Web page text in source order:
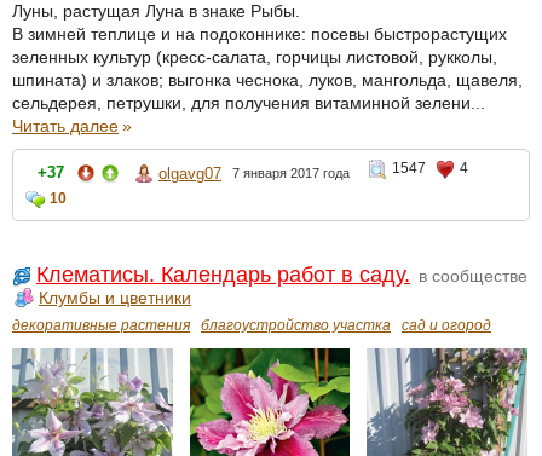
Луны, растущая Луна в знаке Рыбы.
В зимней теплице и на подоконнике: посевы быстрорастущих
зеленных культур (кресс-салата, горчицы листовой, рукколы,
шпината) и злаков; выгонка чеснока, луков, мангольда, щавеля,
сельдерея, петрушки, для получения витаминной зелени...
Читать далее»
+37 olgavg07 7 января 2017 года 1547
4
10
Клематисы. Календарь работ в саду. в сообществе
Клумбы и цветники
декоративные растения благоустройство участка сад и огород